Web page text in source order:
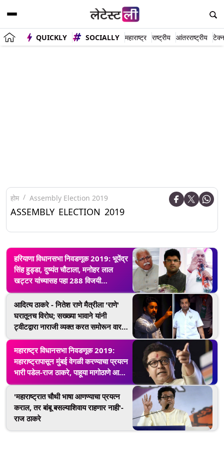
QUICKLY SOCIALLY महाराष्ट्र राष्ट्रीय आंतरराष्ट्रीय
होम Assembly Election 2019
ASSEMBLY ELECTION 2019
हरियाणा विधानसभा निवडणूक 2019: भूपेंद्र
सिंह हुड्डा, दुष्यंत चौटाला, मनोहर लाल
खट्टर यांच्यासह पहा 288 विजयी
उमेदवारांची संपूर्ण यादी
आदित्य ठाकरे - नितेश राणे मैत्रीला 'राणे'
घरातूनच विरोध; सख्ख्या भावाने यांनी
ट्वीटद्वारा नाराजी व्यक्त करत समोरून वार
करण्याची केली भाषा
महाराष्ट्र विधानसभा निवडणूक 2019:
महाराष्ट्रापासून मुंबई वेगळी करण्याचा प्रयत्न
भारी पडेल-राज ठाकरे, पाहूया मागोठाणे आणि
मालामधील सभेचे काही महत्त्वाचे मुद्दे
'महाराष्ट्रात चौथी भाषा आणण्याचा प्रयत्न
कराल, तर बांबू बसल्याशिवाय राहणार नाही'-
राज ठाकरे